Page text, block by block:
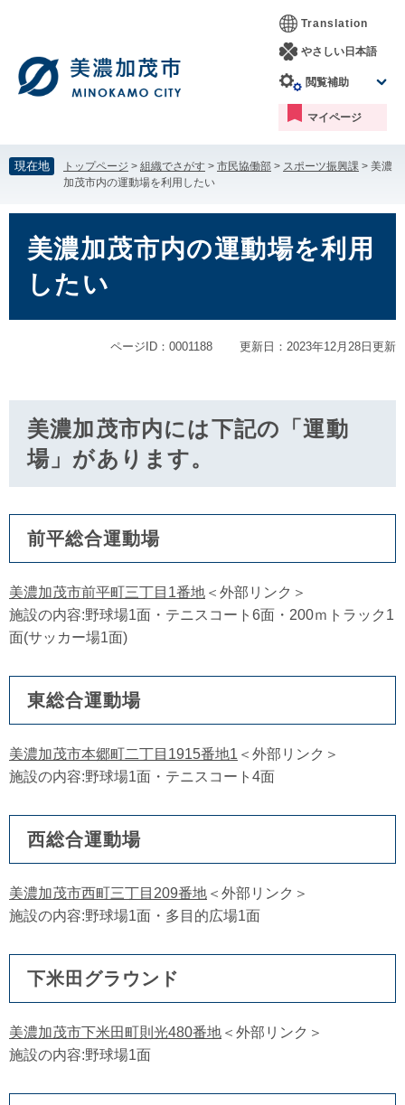
す。
し
て
本
へ
Translation
やさしい日本語
閲覧補助
マイページ
現在地 トップページ > 組織でさがす > 市民協働部 > スポーツ振興課 > 美濃
加茂市内の運動場を利用したい
美濃加茂市内の運動場を利用
したい
ページID：0001188 更新日：2023年12月28日更新
美濃加茂市内には下記の「運動
場」があります。
前平総合運動場
美濃加茂市前平町三丁目1番地 ＜外部リンク＞
施設の内容:野球場1面・テニスコート6面・200ｍトラック1
面(サッカー場1面)
東総合運動場
美濃加茂市本郷町二丁目1915番地1 ＜外部リンク＞
施設の内容:野球場1面・テニスコート4面
西総合運動場
美濃加茂市西町三丁目209番地 ＜外部リンク＞
施設の内容:野球場1面・多目的広場1面
下米田グラウンド
美濃加茂市下米田町則光480番地 ＜外部リンク＞
施設の内容:野球場1面